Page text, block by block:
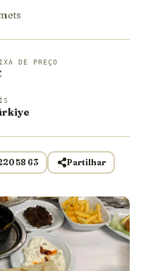
DE PREÇO
58 63 Partilhar